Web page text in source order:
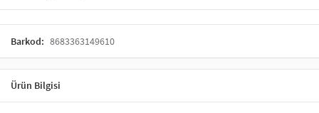
Barkod: 8683363149610
Ürün Bilgisi